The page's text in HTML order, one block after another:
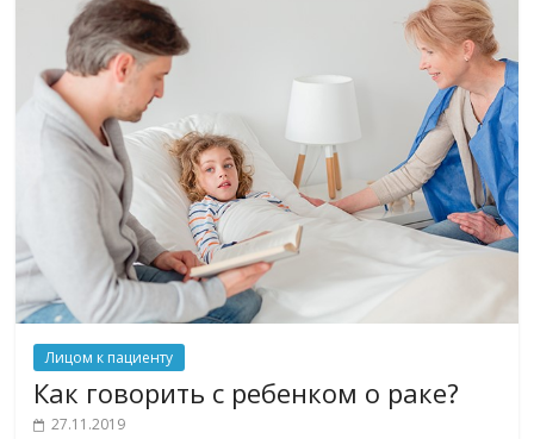
Лицом к пациенту
Как говорить с ребенком о раке?
27.11.2019